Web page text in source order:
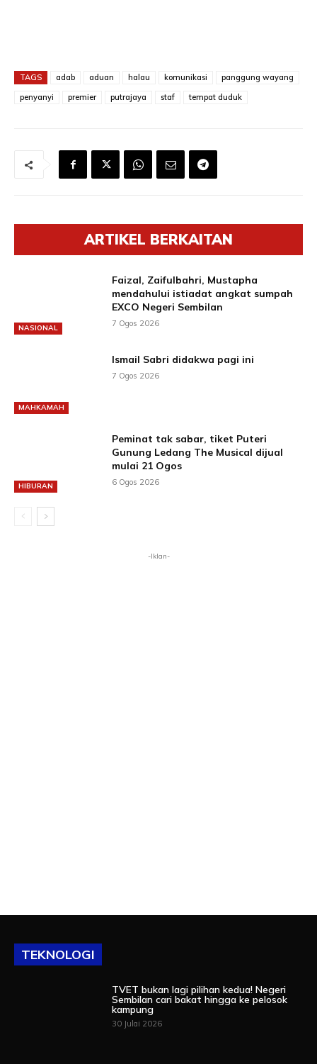
TAGS adab aduan halau komunikasi
panggung wayang
penyanyi
premier putrajaya staf tempat duduk
ARTIKEL BERKAITAN
NASIONAL
Faizal, Zaifulbahri, Mustapha
mendahului istiadat angkat sumpah
EXCO Negeri Sembilan
7 Ogos 2026
MAHKAMAH
Ismail Sabri didakwa pagi ini
7 Ogos 2026
HIBURAN
Peminat tak sabar, tiket Puteri
Gunung Ledang The Musical dijual
mulai 21 Ogos
6 Ogos 2026
-Iklan-
TEKNOLOGI
TVET bukan lagi pilihan kedua! Negeri
Sembilan cari bakat hingga ke pelosok
kampung
30 Julai 2026